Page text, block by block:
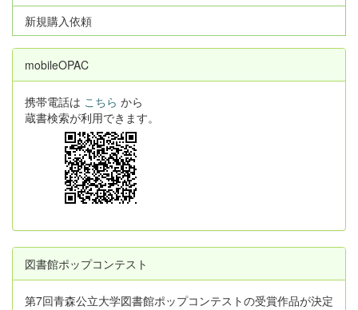
新規購入依頼
mobileOPAC
携帯電話は こちら から
蔵書検索が利用できます。
図書館ポップコンテスト
第7回青森公立大学図書館ポップコンテストの受賞作品が決定